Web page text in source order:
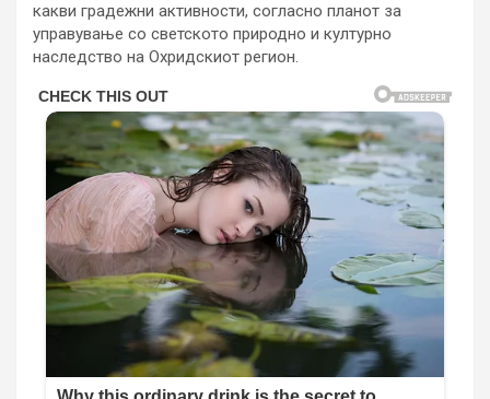
какви градежни активности, согласно планот за
управување со светското природно и културно
наследство на Охридскиот регион.